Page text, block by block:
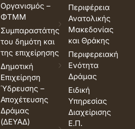
Οργανισμός –
ΦΤΜΜ
Συμπαραστάτης
του δημότη και
της επιχείρησης
Δημοτική
Επιχείρηση
Ύδρευσης –
Αποχέτευσης
Δράμας
(ΔΕΥΑΔ)
Περιφέρεια
Ανατολικής
Μακεδονίας
και Θράκης
Περιφερειακή
Ενότητα
Δράμας
Ειδική
Υπηρεσίας
Διαχείρισης
Ε.Π.